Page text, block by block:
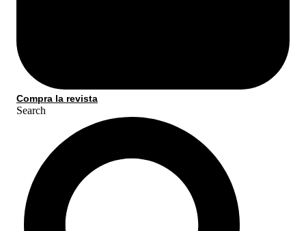
Compra la revista
Search